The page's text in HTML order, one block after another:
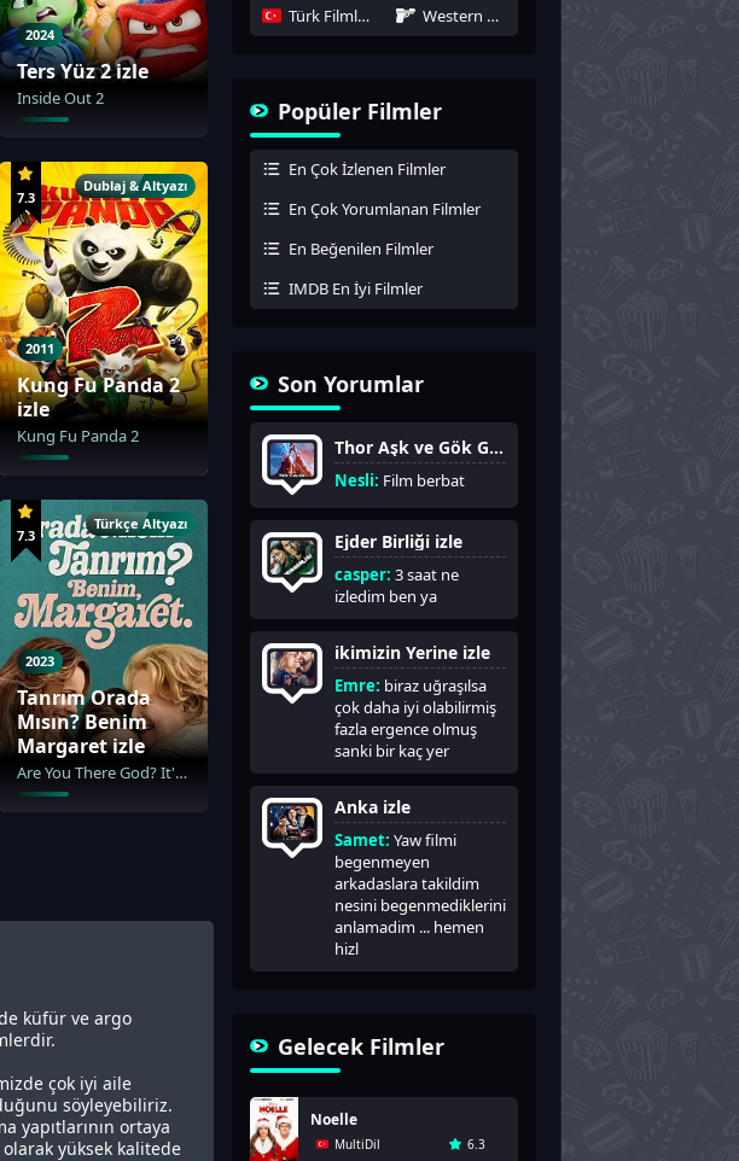
2024
Ters Yüz 2 izle
Inside Out 2
7.3
Dublaj & Altyazı
2011
Kung Fu Panda 2
izle
Kung Fu Panda 2
7.3
Türkçe Altyazı
2023
Tanrım Orada
Mısın? Benim
Margaret izle
Are You There God? It's Me, Margaret.
küfür ve argo
çok iyi aile
söyleyebiliriz.
yapıtlarının ortaya
yüksek kalitede
Türk Filmleri
Western Filmler
Popüler Filmler
En Çok İzlenen Filmler
En Çok Yorumlanan Filmler
En Beğenilen Filmler
IMDB En İyi Filmler
Son Yorumlar
Thor Aşk ve Gök Gürültüsü izle
Nesli: Film berbat
Ejder Birliği izle
casper: 3 saat ne
izledim ben ya
ikimizin Yerine izle
Emre: biraz uğraşılsa
çok daha iyi olabilirmiş
fazla ergence olmuş
sanki bir kaç yer
Anka izle
Samet: Yaw filmi
begenmeyen
arkadaslara takildim
nesini begenmediklerini
anlamadim ... hemen
hizl
Gelecek Filmler
Noelle
MultiDil 6.3